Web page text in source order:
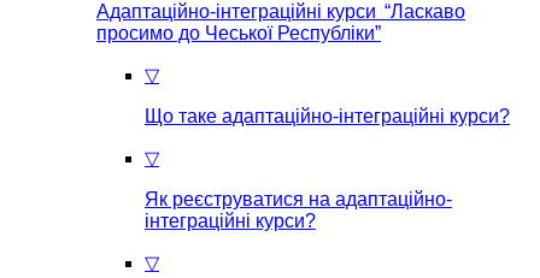
Адаптаційно-інтеграційні курси “Ласкаво
просимо до Чеської Республіки”
▽
Що таке aдаптаційно-інтеграційні курси?
▽
Як реєструватися на aдаптаційно-
інтеграційні курси?
▽